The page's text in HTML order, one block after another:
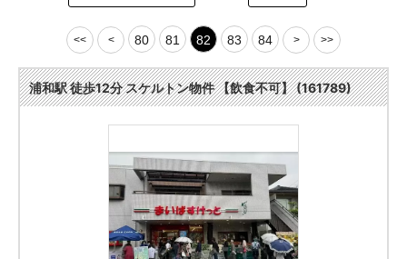
<< < 80 81 82 83 84 > >>
浦和駅 徒歩12分 スケルトン物件 【飲食不可】 (161789)